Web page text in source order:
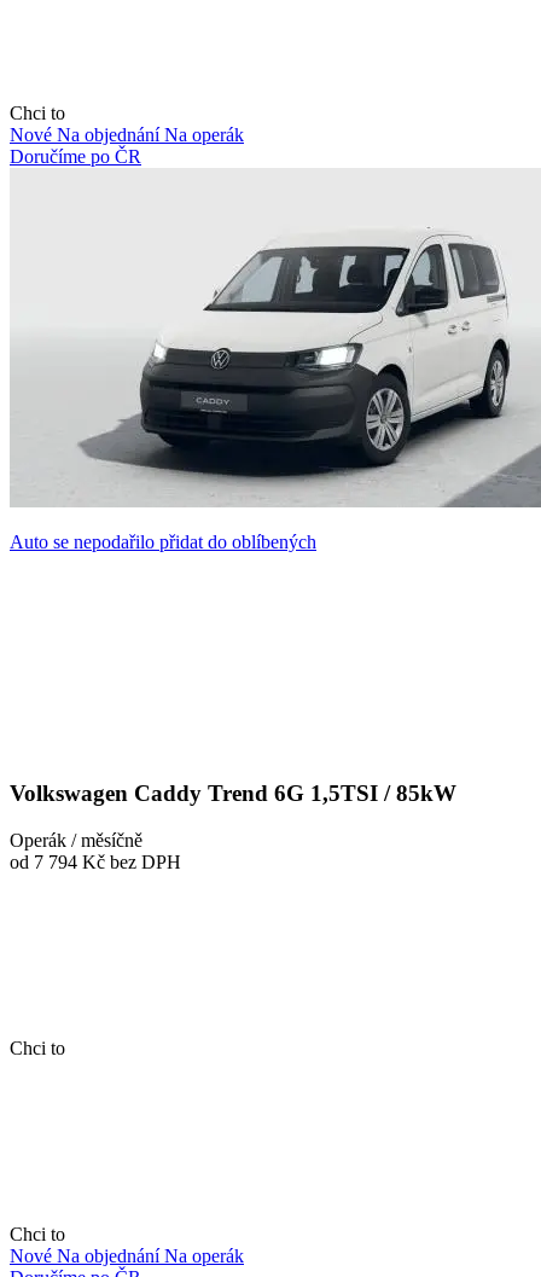
Chci to
Nové Na objednáníNa operák
Doručíme po ČR
Auto se nepodařilo přidat do oblíbených
Volkswagen Caddy Trend 6G 1,5TSI / 85kW
Operák / měsíčně
od 7 794 Kč bez DPH
Chci to
Chci to
Nové Na objednáníNa operák